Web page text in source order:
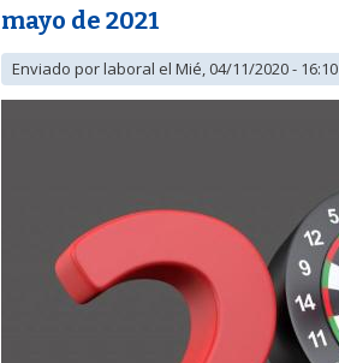
mayo de 2021
Enviado porlaboral el Mié, 04/11/2020 - 16:10